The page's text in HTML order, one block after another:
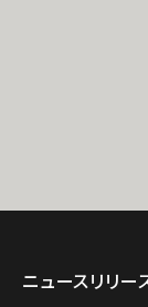
図面
ニュースリリー